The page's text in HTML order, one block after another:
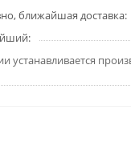
ближайшая доставка:
устанавливается